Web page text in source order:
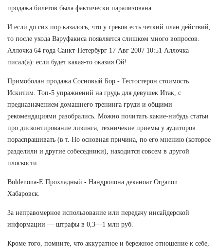
продажа билетов была фактически парализована.
И если до сих пор казалось, что у греков есть четкий план действий,
то после ухода Варуфакиса появляется слишком много вопросов.
Аллочка 64 года Санкт-Петербург 17 Авг 2007 10:51 Аллочка
писал(а): если будет какая-то оказия Ой!
Примоболан продажа Сосновый Бор - Тестостерон стоимость
Искитим. Топ-5 упражнений на грудь для девушек Итак, с
предназначением домашнего тренинга груди и общими
рекомендациями разобрались. Можно почитать какие-нибудь статьи
про дисконтирование лизинга, техничекие приемы у аудиторов
пораспрашивать (в т. Но основная причина, по его мнению (которое
разделили и другие собеседники), находится совсем в другой
плоскости.
Boldenona-E Прохладный - Нандролона деканоат Organon
Хабаровск.
За неправомерное использование или передачу инсайдерской
информации — штрафы в 0,3—1 млн руб.
Кроме того, помните, что аккуратное и бережное отношение к себе,